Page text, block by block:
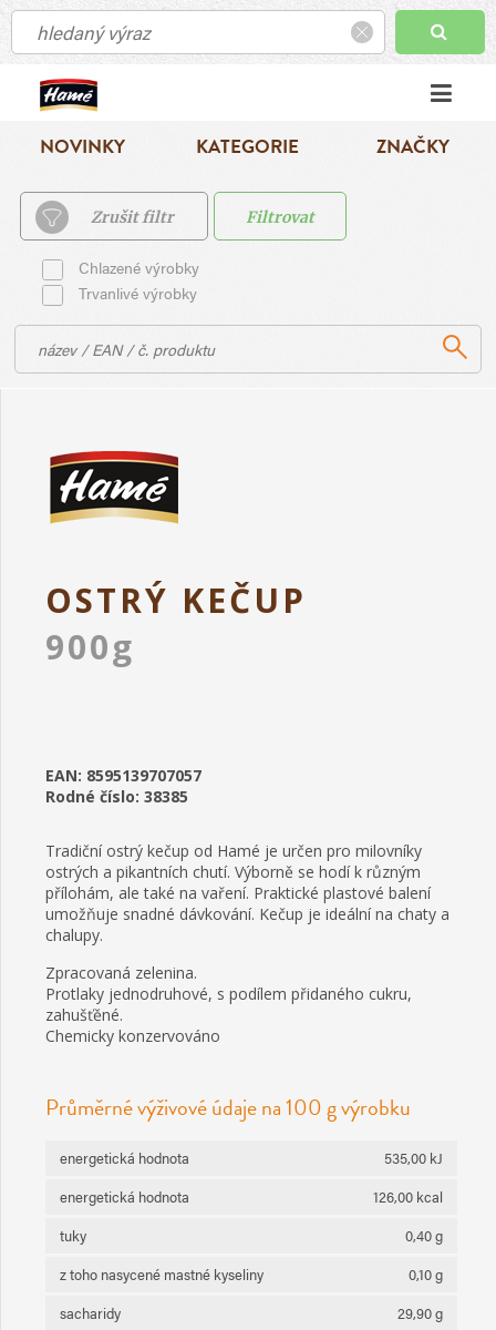
NOVINKY KATEGORIE ZNAČKY
Zrušit filtr Filtrovat
Chlazené výrobky
Trvanlivé výrobky
OSTRÝ KEČUP
900g
EAN: 8595139707057
Rodné číslo: 38385
Tradiční ostrý kečup od Hamé je určen pro milovníky
ostrých a pikantních chutí. Výborně se hodí k různým
přílohám, ale také na vaření. Praktické plastové balení
umožňuje snadné dávkování. Kečup je ideální na chaty a
chalupy.
Zpracovaná zelenina.
Protlaky jednodruhové, s podílem přidaného cukru,
zahušťěné.
Chemicky konzervováno
Průměrné výživové údaje na 100 g výrobku
energetická hodnota
535,00 kJ
energetická hodnota
126,00 kcal
tuky
0,40 g
z toho nasycené mastné kyseliny
0,10 g
sacharidy
29,90 g